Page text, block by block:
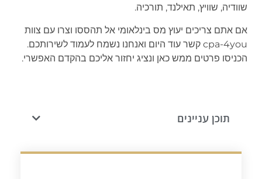
שוודיה, שוויץ, תאילנד, תורכיה.
אם אתם צריכים יעוץ מס בינלאומי אל תהססו וצרו עם צוות
cpa-4you קשר עוד היום ואנחנו נשמח לעמוד לשירותכם.
הכניסו פרטים ממש כאן ונציג יחזור אליכם בהקדם האפשרי.
תוכן עניינים